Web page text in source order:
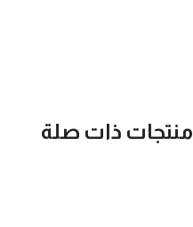
منتجات ذات صلة